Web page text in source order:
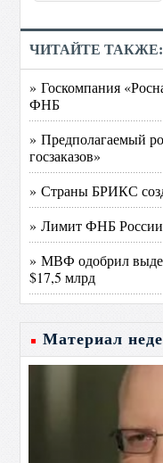
ЧИТАЙТЕ ТАКЖЕ:
» Госкомпания
ФНБ
» Предполагаемый
госзаказов»
» Страны БРИКС
» Лимит ФНБ России
» МВФ одобрил
$17,5 млрд
Материал